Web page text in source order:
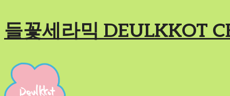
들꽃세라믹 DEULKKOT